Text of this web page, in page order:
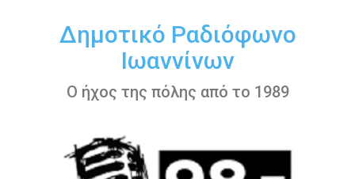
περιεχόμενοΔημοτικό Ραδιόφωνο
Ιωαννίνων
Ο ήχος της πόλης από το 1989